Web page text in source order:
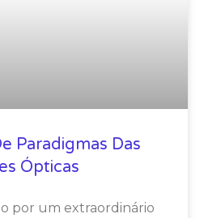
Paradigmas Das
Ópticas
por um extraordinário